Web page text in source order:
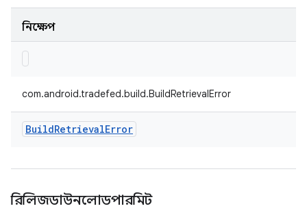
নিক্ষেপ
com.android.tradefed.build.BuildRetrievalError
BuildRetrievalError
রিলিজডাউনলোডপারমিট